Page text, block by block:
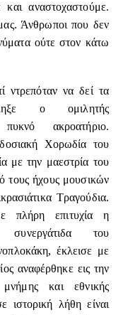
αναστοχαστούμε.
Άνθρωποι που δεν
ούτε στον κάτω
ντρεπόταν να δεί τα
ο ομιλητής
ακροατήριο.
Χορωδία του
με την μαεστρία του
τους ήχους μουσικών
Τραγούδια.
πλήρη επιτυχία η
συνεργάτιδα του
έκλεισε με
αναφέρθηκε εις την
και εθνικής
ιστορική λήθη είναι